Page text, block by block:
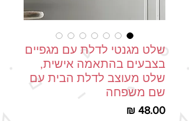
שלט מגנטי לדלת עם מגפיים
בצבעים בהתאמה אישית,
שלט מעוצב לדלת הבית עם
שם משפחה